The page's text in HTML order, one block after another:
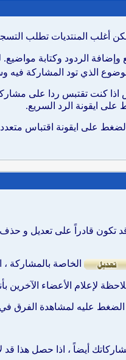
أغلب المنتديات تطلب
الردود وكتابة
الذي تود المشاركة
اذا كنت تقتبس ردا على
على ايقونة الرد السريع.
على ايقونة اقتباس متعدد
قادراً على تعديل و حذف
الخاصة بالمشاركة
لإعلام الأعضاء الآخرين
عليه لمشاهدة الفرق في
أيضاً ، اذا حصل هذا قد